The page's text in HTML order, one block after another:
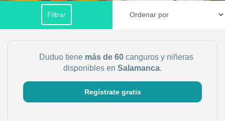
Filtrar
Chico Chica
Más servicio del dudú
Canguro Profesor
Duduo tiene más de 60 canguros y niñeras
disponibles en Salamanca.
Regístrate gratis